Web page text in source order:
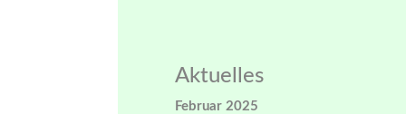
Aktuelles
Februar 2025